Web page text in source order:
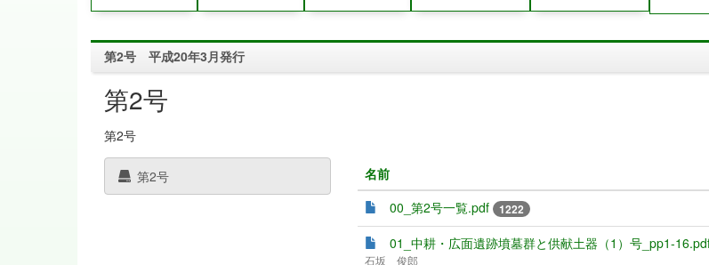
第2号 平成20年3月発行
第2号
第2号
第2号 名前
00_第2号一覧.pdf
1222
01_中耕・広面遺跡墳墓群と供献土器（1）号_pp1-
石坂 俊郎